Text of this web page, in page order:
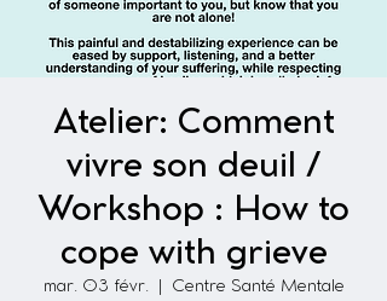
Atelier: Comment
vivre son deuil /
Workshop : How to
cope with grieve
mar. 03 févr. Centre Santé Mentale